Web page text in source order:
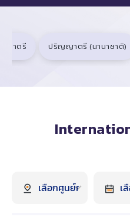
ญาตรี ปริญญาตรี (นานาชาติ)